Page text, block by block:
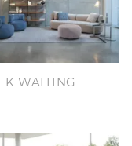
K WAITING